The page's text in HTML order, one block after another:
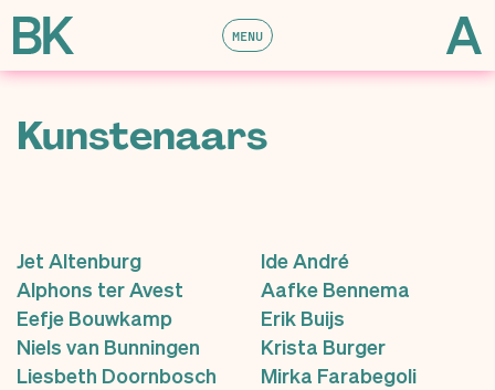
MENU
Kunstenaars
Jet Altenburg
Ide André
Alphons ter Avest
Aafke Bennema
Eefje Bouwkamp
Erik Buijs
Niels van Bunningen
Krista Burger
Liesbeth Doornbosch
Mirka Farabegoli